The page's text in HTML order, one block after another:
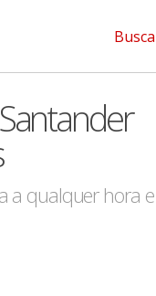
Empresas
a qualquer hora